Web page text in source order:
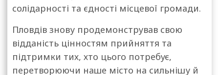
солідарності та єдності місцевої громади.
Пловдів знову продемонстрував свою
відданість цінностям прийняття та
підтримки тих, хто цього потребує,
перетворюючи наше місто на сильнішу й